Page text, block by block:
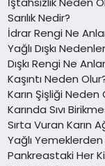
Sarılık Nedir?
İdrar Rengi Ne
Yağlı Dışkı
Dışkı Rengi Ne
Kaşıntı Neden
Karın Şişliği Neden
Karında Sıvı
Sırta Vuran Karın
Yağlı
Pankreastaki Her